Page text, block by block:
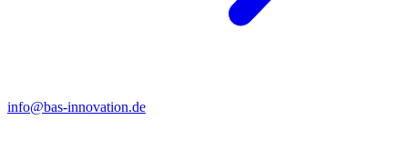
info@bas-innovation.de